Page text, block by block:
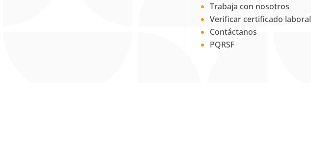
Trabaja con nosotros
Verificar certificado laboral
Contáctanos
PQRSF